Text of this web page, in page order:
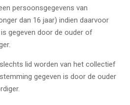
persoonsgegevens van
dan 16 jaar) indien daarvoor
gegeven door de ouder of
lid worden van het collectief
gegeven is door de ouder